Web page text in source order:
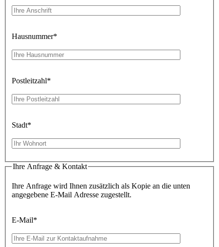
Hausnummer*
Postleitzahl*
Stadt*
Ihre Anfrage & Kontakt
Ihre Anfrage wird Ihnen zusätzlich als Kopie an die unten
angegebene E-Mail Adresse zugestellt.
E-Mail*